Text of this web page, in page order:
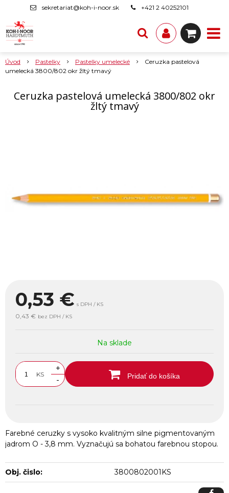
sekretariat@koh-i-noor.sk +421 2 40252101
Úvod Pastelky Pastelky umelecké
Ceruzka pastelová
umelecká 3800/802 okr žltý tmavý
Ceruzka pastelová umelecká 3800/802 okr
žltý tmavý
0,53 € s DPH / KS
0,43 € bez DPH / KS
Na sklade
KS
+
-
Pridať do košíka
Farebné ceruzky s vysoko kvalitným silne pigmentovaným
jadrom O - 3,8 mm. Vyznačujú sa bohatou farebnou stopou.
Obj. čislo: 3800802001KS